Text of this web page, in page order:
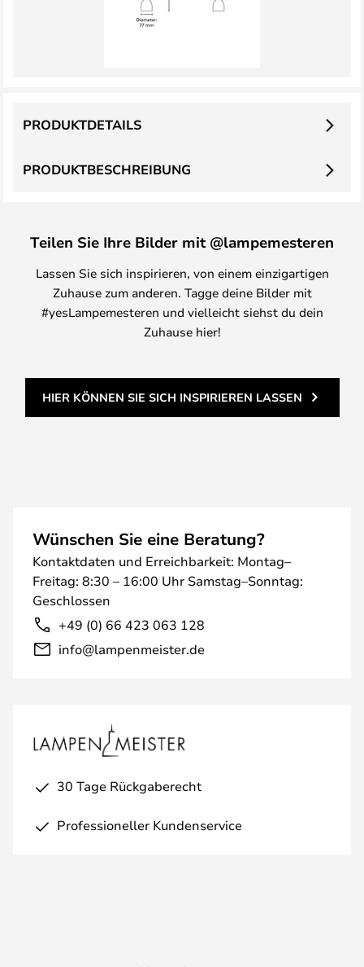
PRODUKTBESCHREIBUNG
PRODUKTDETAILS
Teilen Sie Ihre Bilder mit @lampemesteren
Lassen Sie sich inspirieren, von einem einzigartigen
Zuhause zum anderen. Tagge deine Bilder mit
#yesLampemesteren und vielleicht siehst du dein
Zuhause hier!
HIER KÖNNEN SIE SICH INSPIRIEREN LASSEN
Wünschen Sie eine Beratung?
Kontaktdaten und Erreichbarkeit: Montag–
Freitag: 8:30 – 16:00 Uhr Samstag–Sonntag:
Geschlossen
+49 (0) 66 423 063 128
info@lampenmeister.de
30 Tage Rückgaberecht
Professioneller Kundenservice